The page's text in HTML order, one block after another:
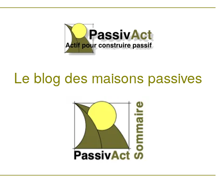
Le blog des maisons passives